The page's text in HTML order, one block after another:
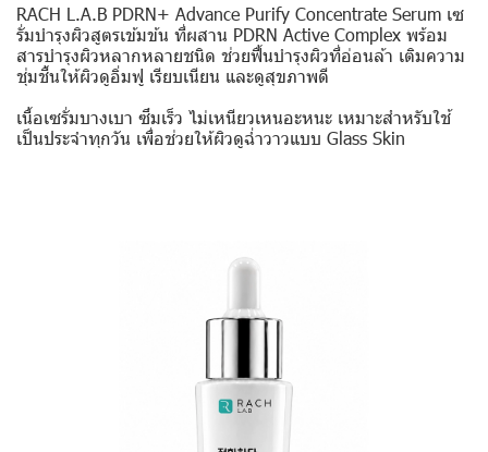
RACH L.A.B PDRN+ Advance Purify Concentrate Serum เซ
รั่มบำรุงผิวสูตรเข้มข้น ที่ผสาน PDRN Active Complex พร้อม
สารบำรุงผิวหลากหลายชนิด ช่วยฟื้นบำรุงผิวที่อ่อนล้า เติมความ
ชุ่มชื้นให้ผิวดูอิ่มฟู เรียบเนียน และดูสุขภาพดี
เนื้อเซรั่มบางเบา ซึมเร็ว ไม่เหนียวเหนอะหนะ เหมาะสำหรับใช้
เป็นประจำทุกวัน เพื่อช่วยให้ผิวดูฉ่ำวาวแบบ Glass Skin